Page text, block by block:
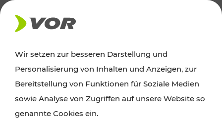
AKTUELLES
Ausflugstipps
Wien, Niederösterreich und das Burgenland
Wir setzen zur besseren Darstellung und
Personalisierung von Inhalten und Anzeigen, zur
Bereitstellung von Funktionen für Soziale Medien
sowie Analyse von Zugriffen auf unsere Website so
genannte Cookies ein.